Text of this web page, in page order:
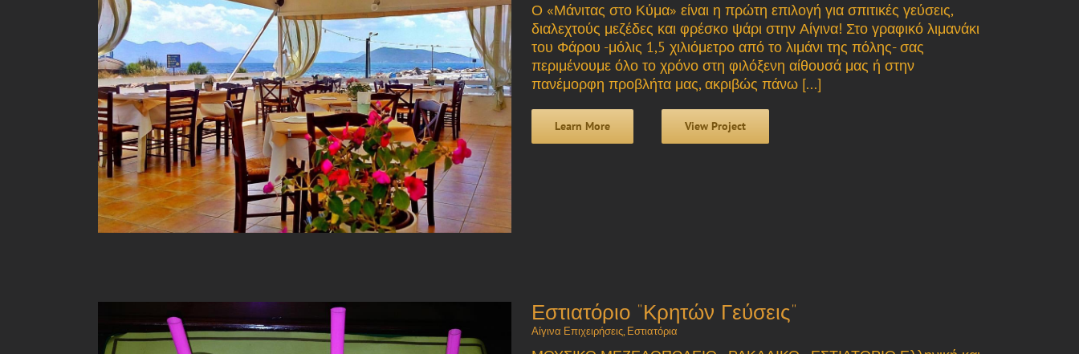
Ο «Μάνιτας στο Κύμα» είναι η πρώτη επιλογή για σπιτικές γεύσεις,
διαλεχτούς μεζέδες και φρέσκο ψάρι στην Αίγινα! Στο γραφικό λιμανάκι
του Φάρου -μόλις 1,5 χιλιόμετρο από το λιμάνι της πόλης- σας
περιμένουμε όλο το χρόνο στη φιλόξενη αίθουσά μας ή στην
πανέμορφη προβλήτα μας, ακριβώς πάνω [...]
Learn More View Project
Εστιατόριο “Κρητών Γεύσεις”
Αίγινα Επιχειρήσεις, Εστιατόρια